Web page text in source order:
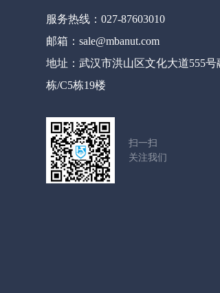
服务热线：027-87603010
邮箱：sale@mbanut.com
地址：武汉市洪山区文化大道555
栋/C5栋19楼
扫一扫
关注我们